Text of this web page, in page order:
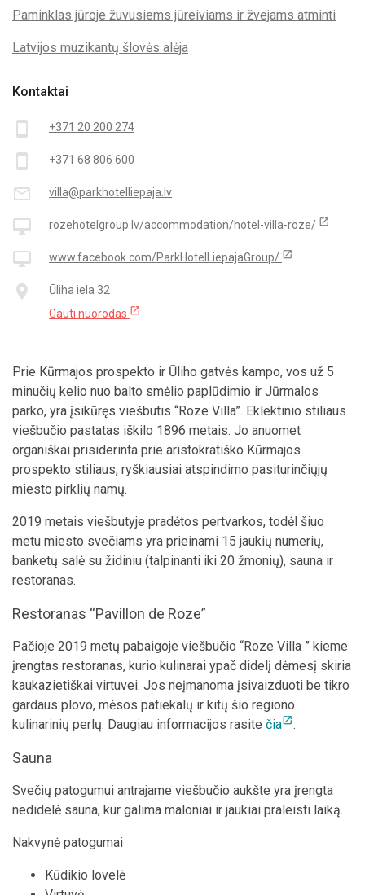
Kontaktai
smartphone +371 20 200 274
smartphone +371 68 806 600
mail_outline villa@parkhotelliepaja.lv
desktop_mac rozehotelgroup.lv/accommodation/hotel-villa-roze/ open_in_new
desktop_mac www.facebook.com/ParkHotelLiepajaGroup/ open_in_new
place
Ūliha iela 32
Gauti nuorodas open_in_new
Prie Kūrmajos prospekto ir Ūliho gatvės kampo, vos už 5
minučių kelio nuo balto smėlio paplūdimio ir Jūrmalos
parko, yra įsikūręs viešbutis “Roze Villa”. Eklektinio stiliaus
viešbučio pastatas iškilo 1896 metais. Jo anuomet
organiškai prisiderinta prie aristokratiško Kūrmajos
prospekto stiliaus, ryškiausiai atspindimo pasiturinčiųjų
miesto pirklių namų.
2019 metais viešbutyje pradėtos pertvarkos, todėl šiuo
metu miesto svečiams yra prieinami 15 jaukių numerių,
banketų salė su židiniu (talpinanti iki 20 žmonių), sauna ir
restoranas.
Restoranas “Pavillon de Roze”
Pačioje 2019 metų pabaigoje viešbučio “Roze Villa ” kieme
įrengtas restoranas, kurio kulinarai ypač didelį dėmesį skiria
kaukazietiškai virtuvei. Jos neįmanoma įsivaizduoti be tikro
gardaus plovo, mėsos patiekalų ir kitų šio regiono
kulinarinių perlų. Daugiau informacijos rasite čiaopen_in_new.
Sauna
Svečių patogumui antrajame viešbučio aukšte yra įrengta
nedidelė sauna, kur galima maloniai ir jaukiai praleisti laiką.
Nakvynė patogumai
Kūdikio lovelė
Paminklas jūroje žuvusiems jūreiviams ir žvejams atminti
Latvijos muzikantų šlovės alėja